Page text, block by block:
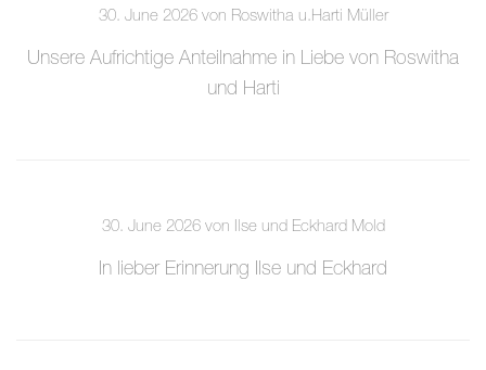
30. June 2026 von Roswitha u.Harti Müller
Unsere Aufrichtige Anteilnahme in Liebe von Roswitha
und Harti
30. June 2026 von Ilse und Eckhard Mold
In lieber Erinnerung Ilse und Eckhard